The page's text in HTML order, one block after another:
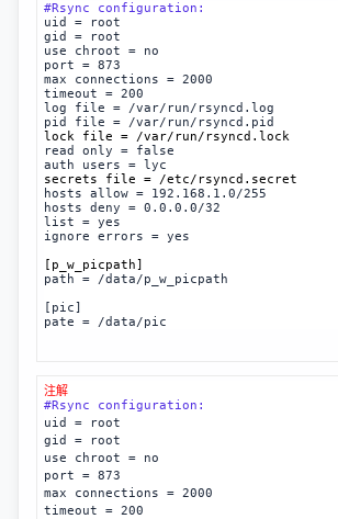
#Rsync configuration:
uid = root
gid = root
use chroot = no
port = 873
max connections = 2000
timeout = 200
log file = /var/run/rsyncd.log
pid file = /var/run/rsyncd.pid
lock file = /var/run/rsyncd.lock
read only = false
auth users = lyc
secrets file = /etc/rsyncd.secret
hosts allow = 192.168.1.0/255
hosts deny = 0.0.0.0/32
list = yes
ignore errors = yes
[p_w_picpath]
path = /data/p_w_picpath
[pic]
pate = /data/pic
注解
#Rsync configuration:
uid = root
gid = root
use chroot = no
port = 873
max connections = 2000
timeout = 200